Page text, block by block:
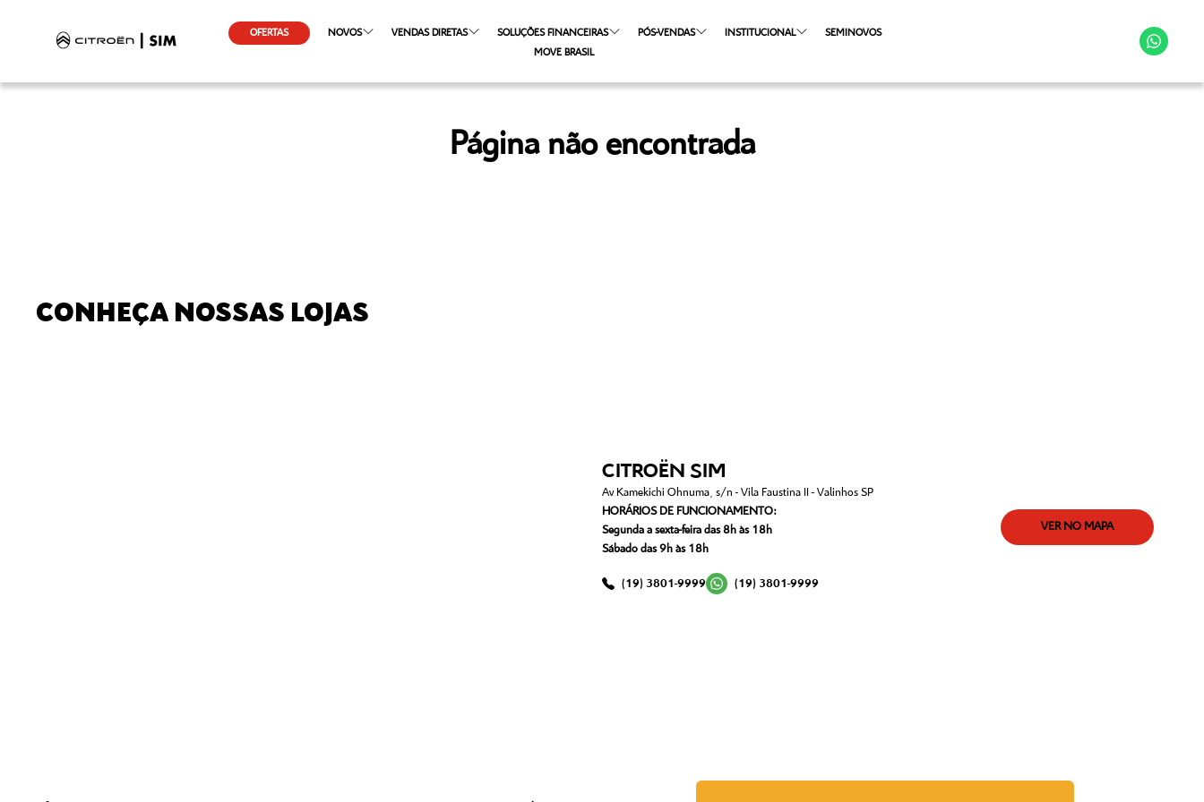
OFERTAS NOVOS VENDAS DIRETAS SOLUÇÕES FINANCEIRAS PÓS-VENDAS INSTITUCIONAL
SEMINOVOS
MOVE BRASIL
Página não encontrada
CONHEÇA NOSSAS LOJAS
CITROËN SIM
Av Kamekichi Ohnuma, s/n - Vila Faustina II - Valinhos SP
HORÁRIOS DE FUNCIONAMENTO:
Segunda a sexta-feira das 8h às 18h
Sábado das 9h às 18h
(19) 3801-9999 (19) 3801-9999
VER NO MAPA